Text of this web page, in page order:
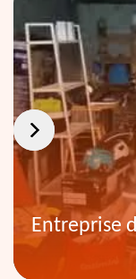
Entreprise